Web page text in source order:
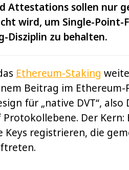
Attestations sollen nur
wird, um Single-Point-
Disziplin zu behalten.
Ethereum-Staking
Beitrag im Ethereum-
für „native DVT“,
Der
Keys registrieren, die